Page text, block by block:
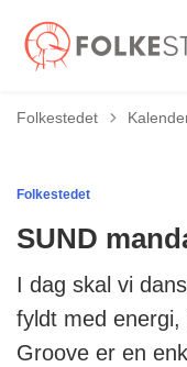
Folkestedet Tilbage
Folkestedet
SUND
I dag skal vi
fyldt med
Groove er en